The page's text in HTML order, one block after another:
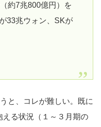
約7兆800億円）を
33兆ウォン、SKが
と、コレが難しい。既に
る状況（１～３月期の